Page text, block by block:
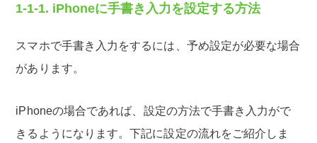
1-1-1. iPhoneに手書き入力を設定する方法
スマホで手書き入力をするには、予め設定が必要な場合
があります。
iPhoneの場合であれば、設定の方法で手書き入力がで
きるようになります。下記に設定の流れをご紹介しま